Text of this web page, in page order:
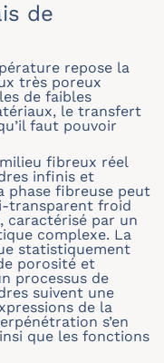
de
repose la
très poreux
de faibles
le transfert
faut pouvoir
fibreux réel
infinis et
phase fibreuse peut
transparent froid
caractérisé par un
complexe. La
statistiquement
porosité et
processus de
suivent une
de la
s’en
que les fonctions